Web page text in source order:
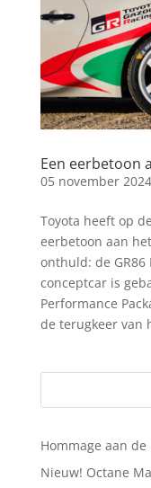
Een eerbetoon
05 november 2024
Toyota heeft op
eerbetoon aan
onthuld: de GR86
conceptcar is
Performance
de terugkeer van
Hommage aan
Nieuw! Octane